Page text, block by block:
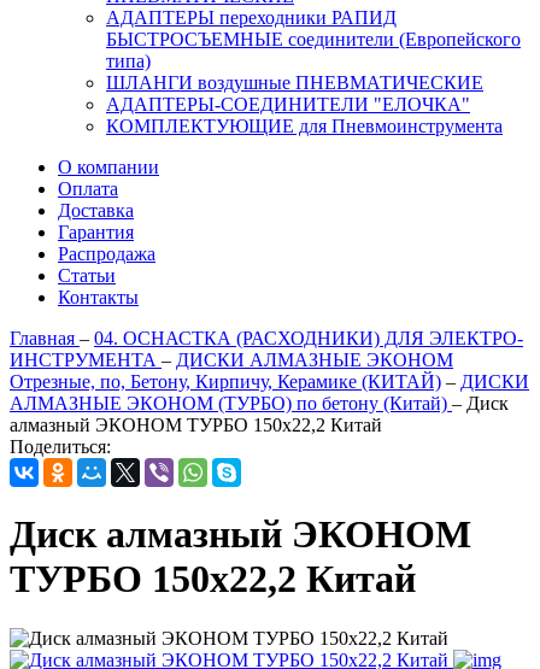
АДАПТЕРЫ переходники РАПИД
БЫСТРОСЪЕМНЫЕ соединители (Европейского
типа)
ШЛАНГИ воздушные ПНЕВМАТИЧЕСКИЕ
АДАПТЕРЫ-СОЕДИНИТЕЛИ "ЕЛОЧКА"
КОМПЛЕКТУЮЩИЕ для Пневмоинструмента
О компании
Оплата
Доставка
Гарантия
Распродажа
Статьи
Контакты
Главная – 04. ОСНАСТКА (РАСХОДНИКИ) ДЛЯ ЭЛЕКТРО-
ИНСТРУМЕНТА – ДИСКИ АЛМАЗНЫЕ ЭКОНОМ
Отрезные, по, Бетону, Кирпичу, Керамике (КИТАЙ) – ДИСКИ
АЛМАЗНЫЕ ЭКОНОМ (ТУРБО) по бетону (Китай) – Диск
алмазный ЭКОНОМ ТУРБО 150х22,2 Китай
Поделиться:
Диск алмазный ЭКОНОМ
ТУРБО 150х22,2 Китай